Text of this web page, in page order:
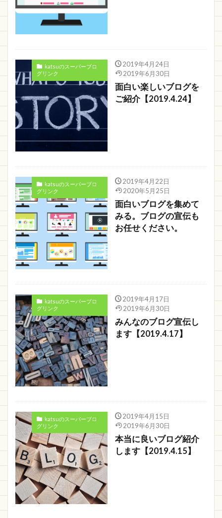
katsuのスーパーブロ
グリンク
2019年4月24日
2019年6月30日
面白い楽しいブログを
ご紹介【2019.4.24】
katsuのスーパーブロ
グリンク
2019年4月22日
2020年5月25日
面白いブログを集めて
みる。ブログの宣伝も
お任せください。
katsuのスーパーブロ
グリンク
2019年4月17日
2019年6月30日
みんなのブログ宣伝し
ます【2019.4.17】
katsuのスーパーブロ
グリンク
2019年4月15日
2019年6月30日
本当に良いブログ紹介
します【2019.4.15】